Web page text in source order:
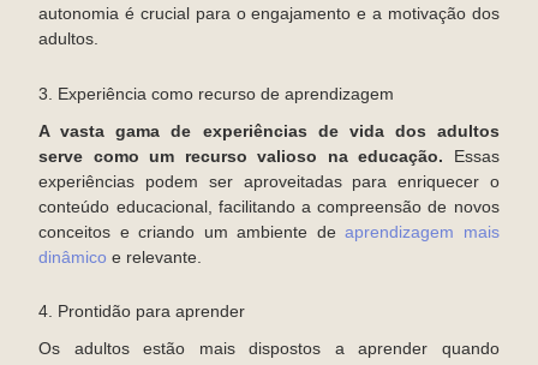
autonomia é crucial para o engajamento e a motivação dos
adultos.
3. Experiência como recurso de aprendizagem
A vasta gama de experiências de vida dos adultos
serve como um recurso valioso na educação. Essas
experiências podem ser aproveitadas para enriquecer o
conteúdo educacional, facilitando a compreensão de novos
conceitos e criando um ambiente deaprendizagem mais
dinâmico e relevante.
4. Prontidão para aprender
Os adultos estão mais dispostos a aprender quando